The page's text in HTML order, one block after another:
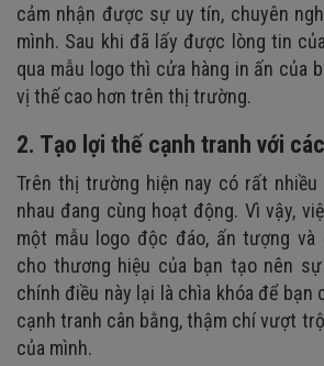
cảm nhận được sự uy tín, chuyên
mình. Sau khi đã lấy được lòng tin
qua mẫu logo thì cửa hàng in ấn của
vị thế cao hơn trên thị trường.
2. Tạo lợi thế cạnh tranh với
Trên thị trường hiện nay có rất
nhau đang cùng hoạt động. Vì vậy,
một mẫu logo độc đáo, ấn tượng và
cho thương hiệu của bạn tạo nên
chính điều này lại là chìa khóa để
cạnh tranh cân bằng, thậm chí vượt
của mình.